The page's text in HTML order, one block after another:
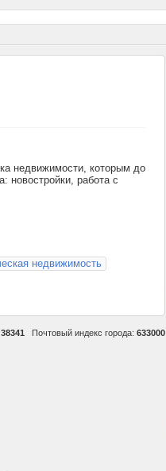
недвижимости, которым до
новостройки, работа с
недвижимость
38341 Почтовый индекс города: 633000